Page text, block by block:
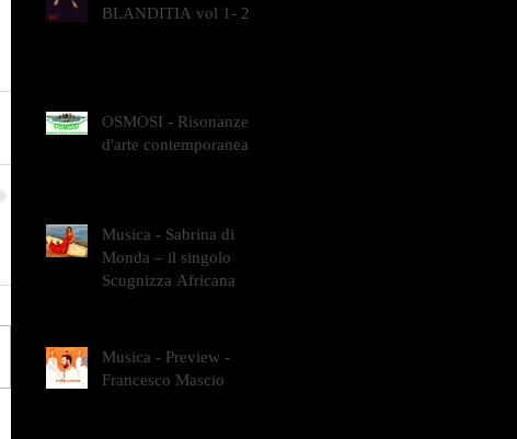
BLANDITIA vol 1- 2
OSMOSI - Risonanze
d'arte contemporanea
Musica - Sabrina di
Monda – il singolo
Scugnizza Africana
Musica - Preview -
Francesco Mascio